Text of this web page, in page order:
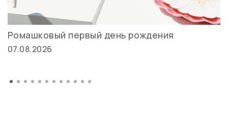
Ромашковый первый день рождения
07.08.2026